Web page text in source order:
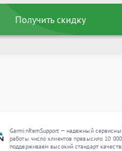
Получить скидку
GarminRemSupport — надежный
работы число клиентов превысило 10
поддерживаем высокий стандарт